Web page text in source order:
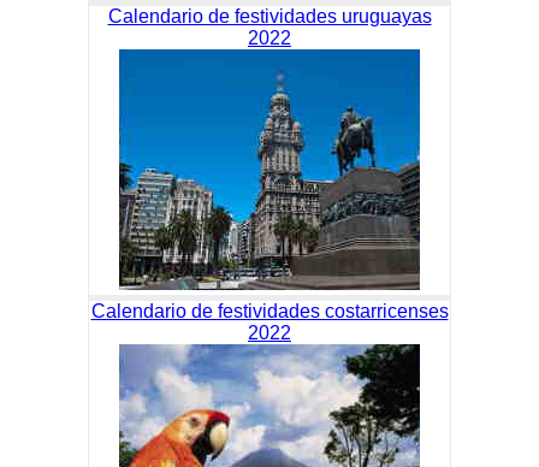
Calendario de festividades uruguayas
2022
Calendario de festividades costarricenses
2022